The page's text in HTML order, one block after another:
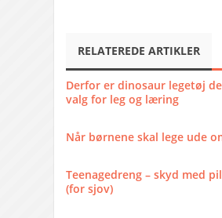
RELATEREDE ARTIKLER
Derfor er dinosaur legetøj
valg for leg og læring
Når børnene skal lege ude
Teenagedreng – skyd med
(for sjov)